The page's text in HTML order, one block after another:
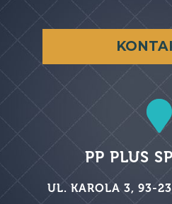
PP PLUS
UL. KAROLA 3, 93-